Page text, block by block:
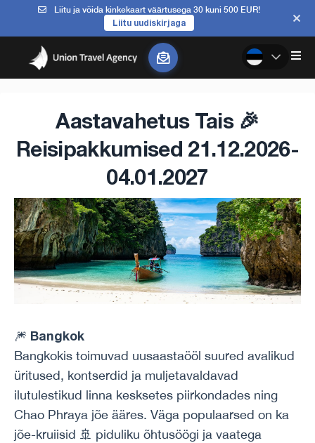
Liitu ja võida kinkekaart väärtusega 30 kuni 500 EUR!
Liitu uudiskirjaga
Aastavahetus Tais 🎉
Reisipakkumised 21.12.2026-
04.01.2027
🎆 Bangkok
Bangkokis toimuvad uusaastaööl suured avalikud
üritused, kontserdid ja muljetavaldavad
ilutulestikud linna kesksetes piirkondades ning
Chao Phraya jõe ääres. Väga populaarsed on ka
jõe-kruiisid 🚢 piduliku õhtusöögi ja vaatega